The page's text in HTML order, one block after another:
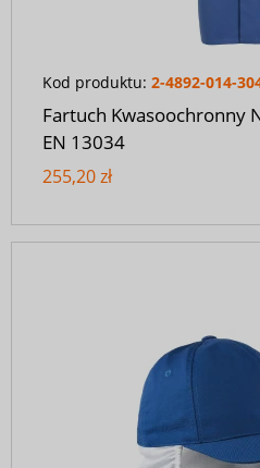
Kod produktu: 2-4892-014-
Fartuch Kwasoochronny
EN 13034
255,20 zł